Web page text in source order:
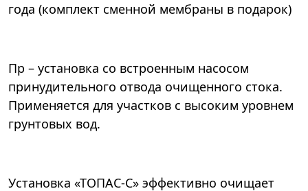
года (комплект сменной мембраны в подарок)
Пр – установка со встроенным насосом
принудительного отвода очищенного стока.
Применяется для участков с высоким уровнем
грунтовых вод.
Установка «ТОПАС-С» эффективно очищает